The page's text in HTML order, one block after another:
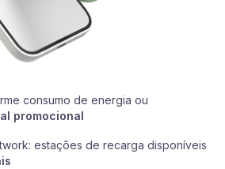
consumo de energia ou
promocional
estações de recarga disponíveis